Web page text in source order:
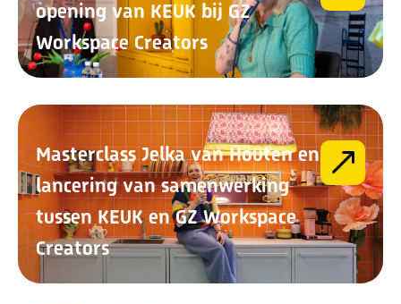
opening van KEUK bij GZ
Workspace Creators
Masterclass Jelka van Houten en
lancering van samenwerking
tussen KEUK en GZ Workspace
Creators